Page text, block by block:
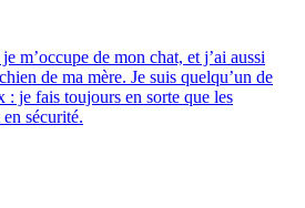
m’occupe de mon chat, et j’ai aussi
de ma mère. Je suis quelqu’un de
: je fais toujours en sorte que les
sécurité.